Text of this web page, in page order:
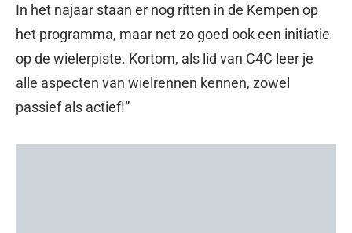
In het najaar staan er nog ritten in de Kempen op
het programma, maar net zo goed ook een initiatie
op de wielerpiste. Kortom, als lid van C4C leer je
alle aspecten van wielrennen kennen, zowel
passief als actief!”